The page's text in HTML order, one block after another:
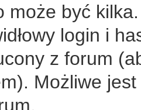
może być
login i
z forum
Możliwe